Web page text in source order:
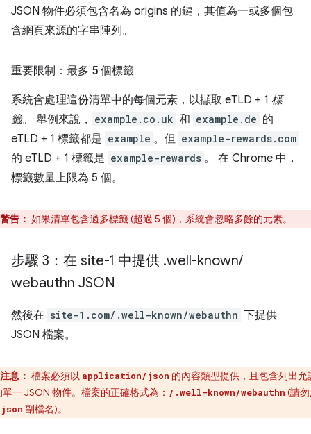
JSON 物件必須包含名為 origins 的鍵，其值為一或多個包
含網頁來源的字串陣列。
重要限制：最多 5 個標籤
系統會處理這份清單中的每個元素，以擷取 eTLD + 1 標
籤。 舉例來說， example.co.uk 和 example.de 的
eTLD + 1 標籤都是 example 。但 example-rewards.com
的 eTLD + 1 標籤是 example-rewards 。 在 Chrome 中，
標籤數量上限為 5 個。
警告： 如果清單包含過多標籤 (超過 5 個)，系統會忽略多餘的元素。
步驟 3：在 site-1 中提供 .well-known/
webauthn JSON
然後在 site-1.com/.well-known/webauthn 下提供
JSON 檔案。
注意： 檔案必須以 application/json 的內容類型提供，且包含列出允
單一JSON 物件。檔案的正確格式為： /.well-known/webauthn (請
副檔名)。